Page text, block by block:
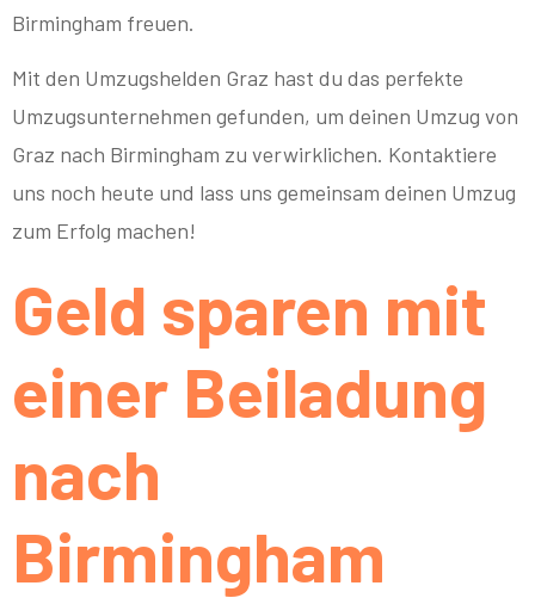
Birmingham freuen.
Mit den Umzugshelden Graz hast du das perfekte
Umzugsunternehmen gefunden, um deinen Umzug von
Graz nach Birmingham zu verwirklichen. Kontaktiere
uns noch heute und lass uns gemeinsam deinen Umzug
zum Erfolg machen!
Geld sparen mit
einer Beiladung
nach
Birmingham